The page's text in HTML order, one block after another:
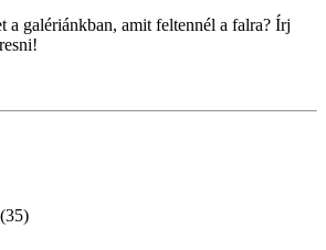
a galériánkban, amit feltennél a falra? Írj
(35)